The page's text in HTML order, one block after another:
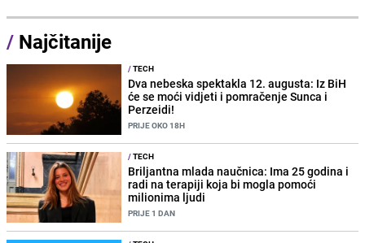
/ Najčitanije
/TECH
Dva nebeska spektakla 12. augusta: Iz BiH
će se moći vidjeti i pomračenje Sunca i
Perzeidi!
PRIJE OKO 18H
/TECH
Briljantna mlada naučnica: Ima 25 godina i
radi na terapiji koja bi mogla pomoći
milionima ljudi
PRIJE 1 DAN